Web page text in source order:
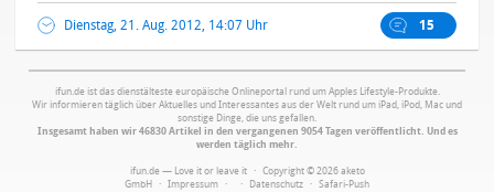
Dienstag, 21. Aug. 2012, 14:07 Uhr 15
ifun.de ist das dienstälteste europäische Onlineportal rund um Apples Lifestyle-Produkte.
Wir informieren täglich über Aktuelles und Interessantes aus der Welt rund um iPad, iPod, Mac und
sonstige Dinge, die uns gefallen.
Insgesamt haben wir 46830 Artikel in den vergangenen 9054 Tagen veröffentlicht. Und es
werden täglich mehr.
ifun.de — Love it or leave it · Copyright © 2026 aketo
GmbH · Impressum · · Datenschutz · Safari-Push